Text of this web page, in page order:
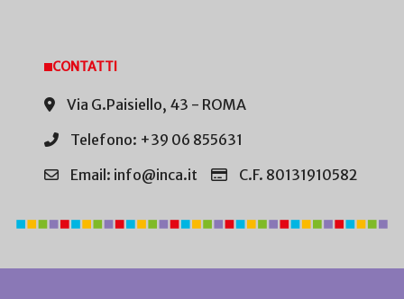
CONTATTI
Via G.Paisiello, 43 - ROMA
Telefono: +39 06 855631
Email: info@inca.it
C.F. 80131910582